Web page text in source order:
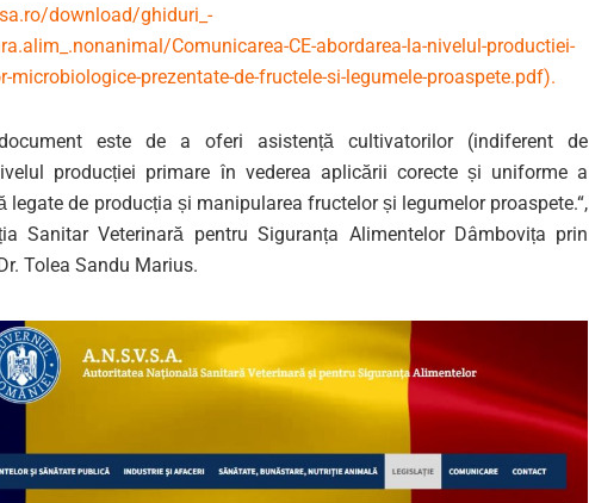
download/ghiduri_-
Comunicarea-CE-abordarea-la-nivelul-productiei-
microbiologice-prezentate-de-fructele-si-legumele-proaspete.pdf).
este de a oferi asistență cultivatorilor (indiferent de
producției primare în vederea aplicării corecte și uniforme a
legate de producția și manipularea fructelor și legumelor proaspete.“,
Sanitar Veterinară pentru Siguranța Alimentelor Dâmbovița prin
Tolea Sandu Marius.